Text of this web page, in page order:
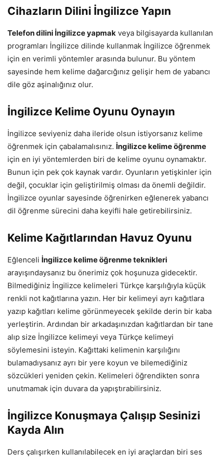
Cihazların Dilini İngilizce Yapın
Telefon dilini İngilizce yapmak veya bilgisayarda kullanılan
programları İngilizce dilinde kullanmak İngilizce öğrenmek
için en verimli yöntemler arasında bulunur. Bu yöntem
sayesinde hem kelime dağarcığınız gelişir hem de yabancı
dile göz aşinalığınız olur.
İngilizce Kelime Oyunu Oynayın
İngilizce seviyeniz daha ileride olsun istiyorsanız kelime
öğrenmek için çabalamalısınız. İngilizce kelime öğrenme
için en iyi yöntemlerden biri de kelime oyunu oynamaktır.
Bunun için pek çok kaynak vardır. Oyunların yetişkinler için
değil, çocuklar için geliştirilmiş olması da önemli değildir.
İngilizce oyunlar sayesinde öğrenirken eğlenerek yabancı
dil öğrenme sürecini daha keyifli hale getirebilirsiniz.
Kelime Kağıtlarından Havuz Oyunu
Eğlenceli İngilizce kelime öğrenme teknikleri
arayışındaysanız bu önerimiz çok hoşunuza gidecektir.
Bilmediğiniz İngilizce kelimeleri Türkçe karşılığıyla küçük
renkli not kağıtlarına yazın. Her bir kelimeyi ayrı kağıtlara
yazıp kağıtları kelime görünmeyecek şekilde derin bir kaba
yerleştirin. Ardından bir arkadaşınızdan kağıtlardan bir tane
alıp size İngilizce kelimeyi veya Türkçe kelimeyi
söylemesini isteyin. Kağıttaki kelimenin karşılığını
bulamadıysanız ayrı bir yere koyun ve bilemediğiniz
sözcükleri yeniden çekin. Kelimeleri öğrendikten sonra
unutmamak için duvara da yapıştırabilirsiniz.
İngilizce Konuşmaya Çalışıp Sesinizi
Kayda Alın
Ders çalışırken kullanılabilecek en iyi araçlardan biri ses